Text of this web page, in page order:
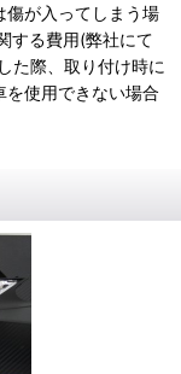
傷が入ってしまう場
する費用(弊社にて
た際、取り付け時に
使用できない場合